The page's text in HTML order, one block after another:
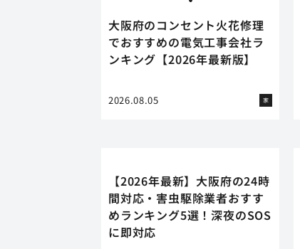
大阪府のコンセント火花修理
でおすすめの電気工事会社ラ
ンキング【2026年最新版】
2026.08.05 家
【2026年最新】大阪府の24時
間対応・害虫駆除業者おすす
めランキング5選！深夜のSOS
に即対応